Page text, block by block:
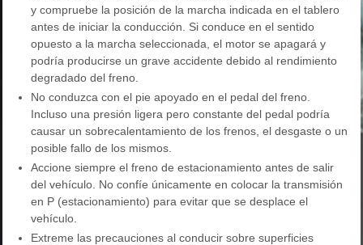
y compruebe la posición de la marcha indicada en el tablero
antes de iniciar la conducción. Si conduce en el sentido
opuesto a la marcha seleccionada, el motor se apagará y
podría producirse un grave accidente debido al rendimiento
degradado del freno.
No conduzca con el pie apoyado en el pedal del freno.
Incluso una presión ligera pero constante del pedal podría
causar un sobrecalentamiento de los frenos, el desgaste o un
posible fallo de los mismos.
Accione siempre el freno de estacionamiento antes de salir
del vehículo. No confíe únicamente en colocar la transmisión
en P (estacionamiento) para evitar que se desplace el
vehículo.
Extreme las precauciones al conducir sobre superficies